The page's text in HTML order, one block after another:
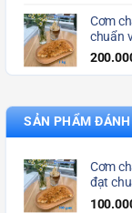
Cơm
chuẩn
SẢN PHẨM
Cơm
đạt